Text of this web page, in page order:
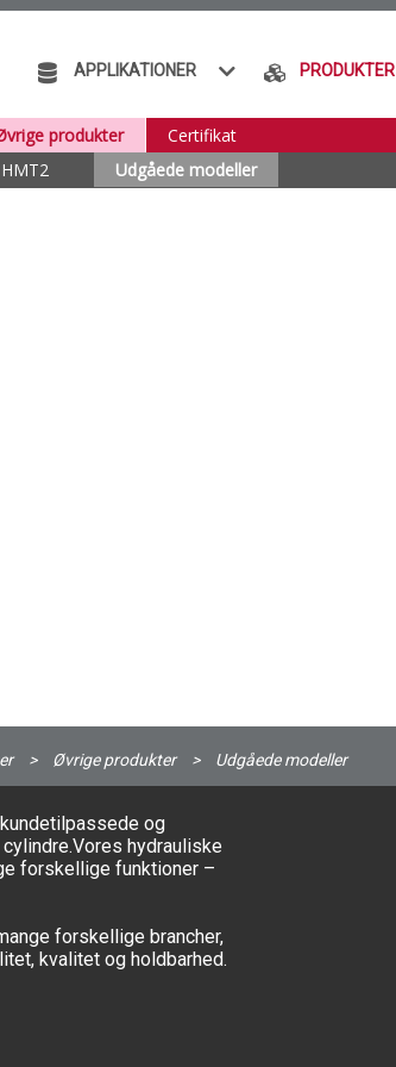
APPLIKATIONER PRODUKTER
produkter
Certifikat
HMT2 Udgåede modeller
> Øvrige produkter > Udgåede modeller
og
hydrauliske
forskellige funktioner –
forskellige brancher,
kvalitet og holdbarhed.